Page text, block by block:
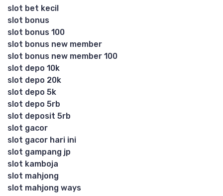
slot bet kecil
slot bonus
slot bonus 100
slot bonus new member
slot bonus new member 100
slot depo 10k
slot depo 20k
slot depo 5k
slot depo 5rb
slot deposit 5rb
slot gacor
slot gacor hari ini
slot gampang jp
slot kamboja
slot mahjong
slot mahjong ways